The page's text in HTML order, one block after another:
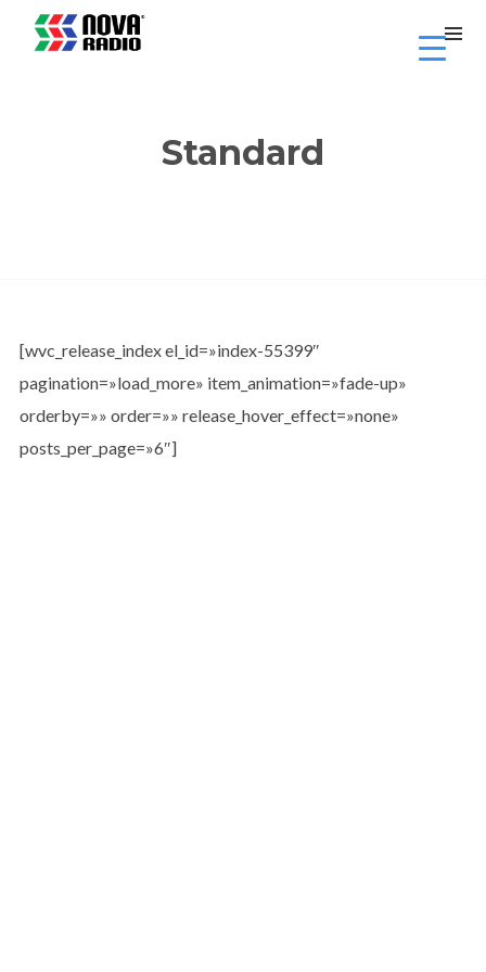
Standard
[wvc_release_index el_id=»index-55399″
pagination=»load_more» item_animation=»fade-up»
orderby=»» order=»» release_hover_effect=»none»
posts_per_page=»6″]